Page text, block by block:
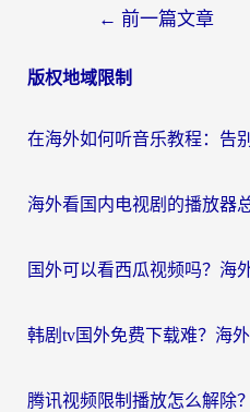
导
← 前一篇文章
版权地域限制